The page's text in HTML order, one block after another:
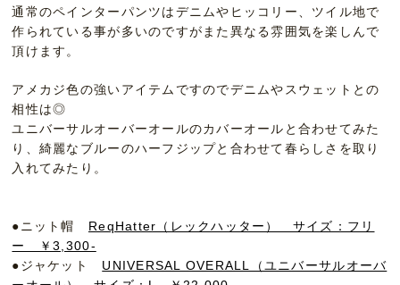
通常のペインターパンツはデニムやヒッコリー、ツイル地で
作られている事が多いのですがまた異なる雰囲気を楽しんで
頂けます。
アメカジ色の強いアイテムですのでデニムやスウェットとの
相性は◎
ユニバーサルオーバーオールのカバーオールと合わせてみた
り、綺麗なブルーのハーフジップと合わせて春らしさを取り
入れてみたり。
●ニット帽 ReqHatter（レックハッター） サイズ：フリ
ー ￥3,300-
●ジャケット UNIVERSAL OVERALL（ユニバーサルオーバ